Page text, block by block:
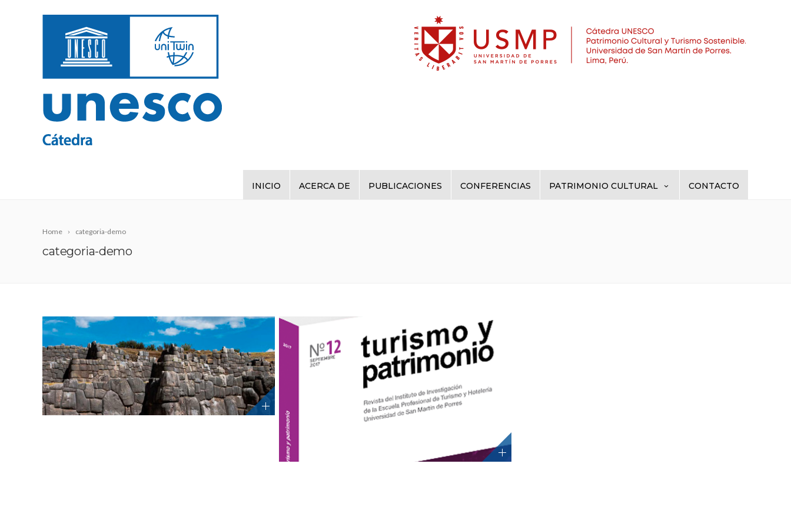
INICIO ACERCA DE PUBLICACIONES CONFERENCIAS PATRIMONIO CULTURAL CONTACTO
Home categoria-demo
categoria-demo